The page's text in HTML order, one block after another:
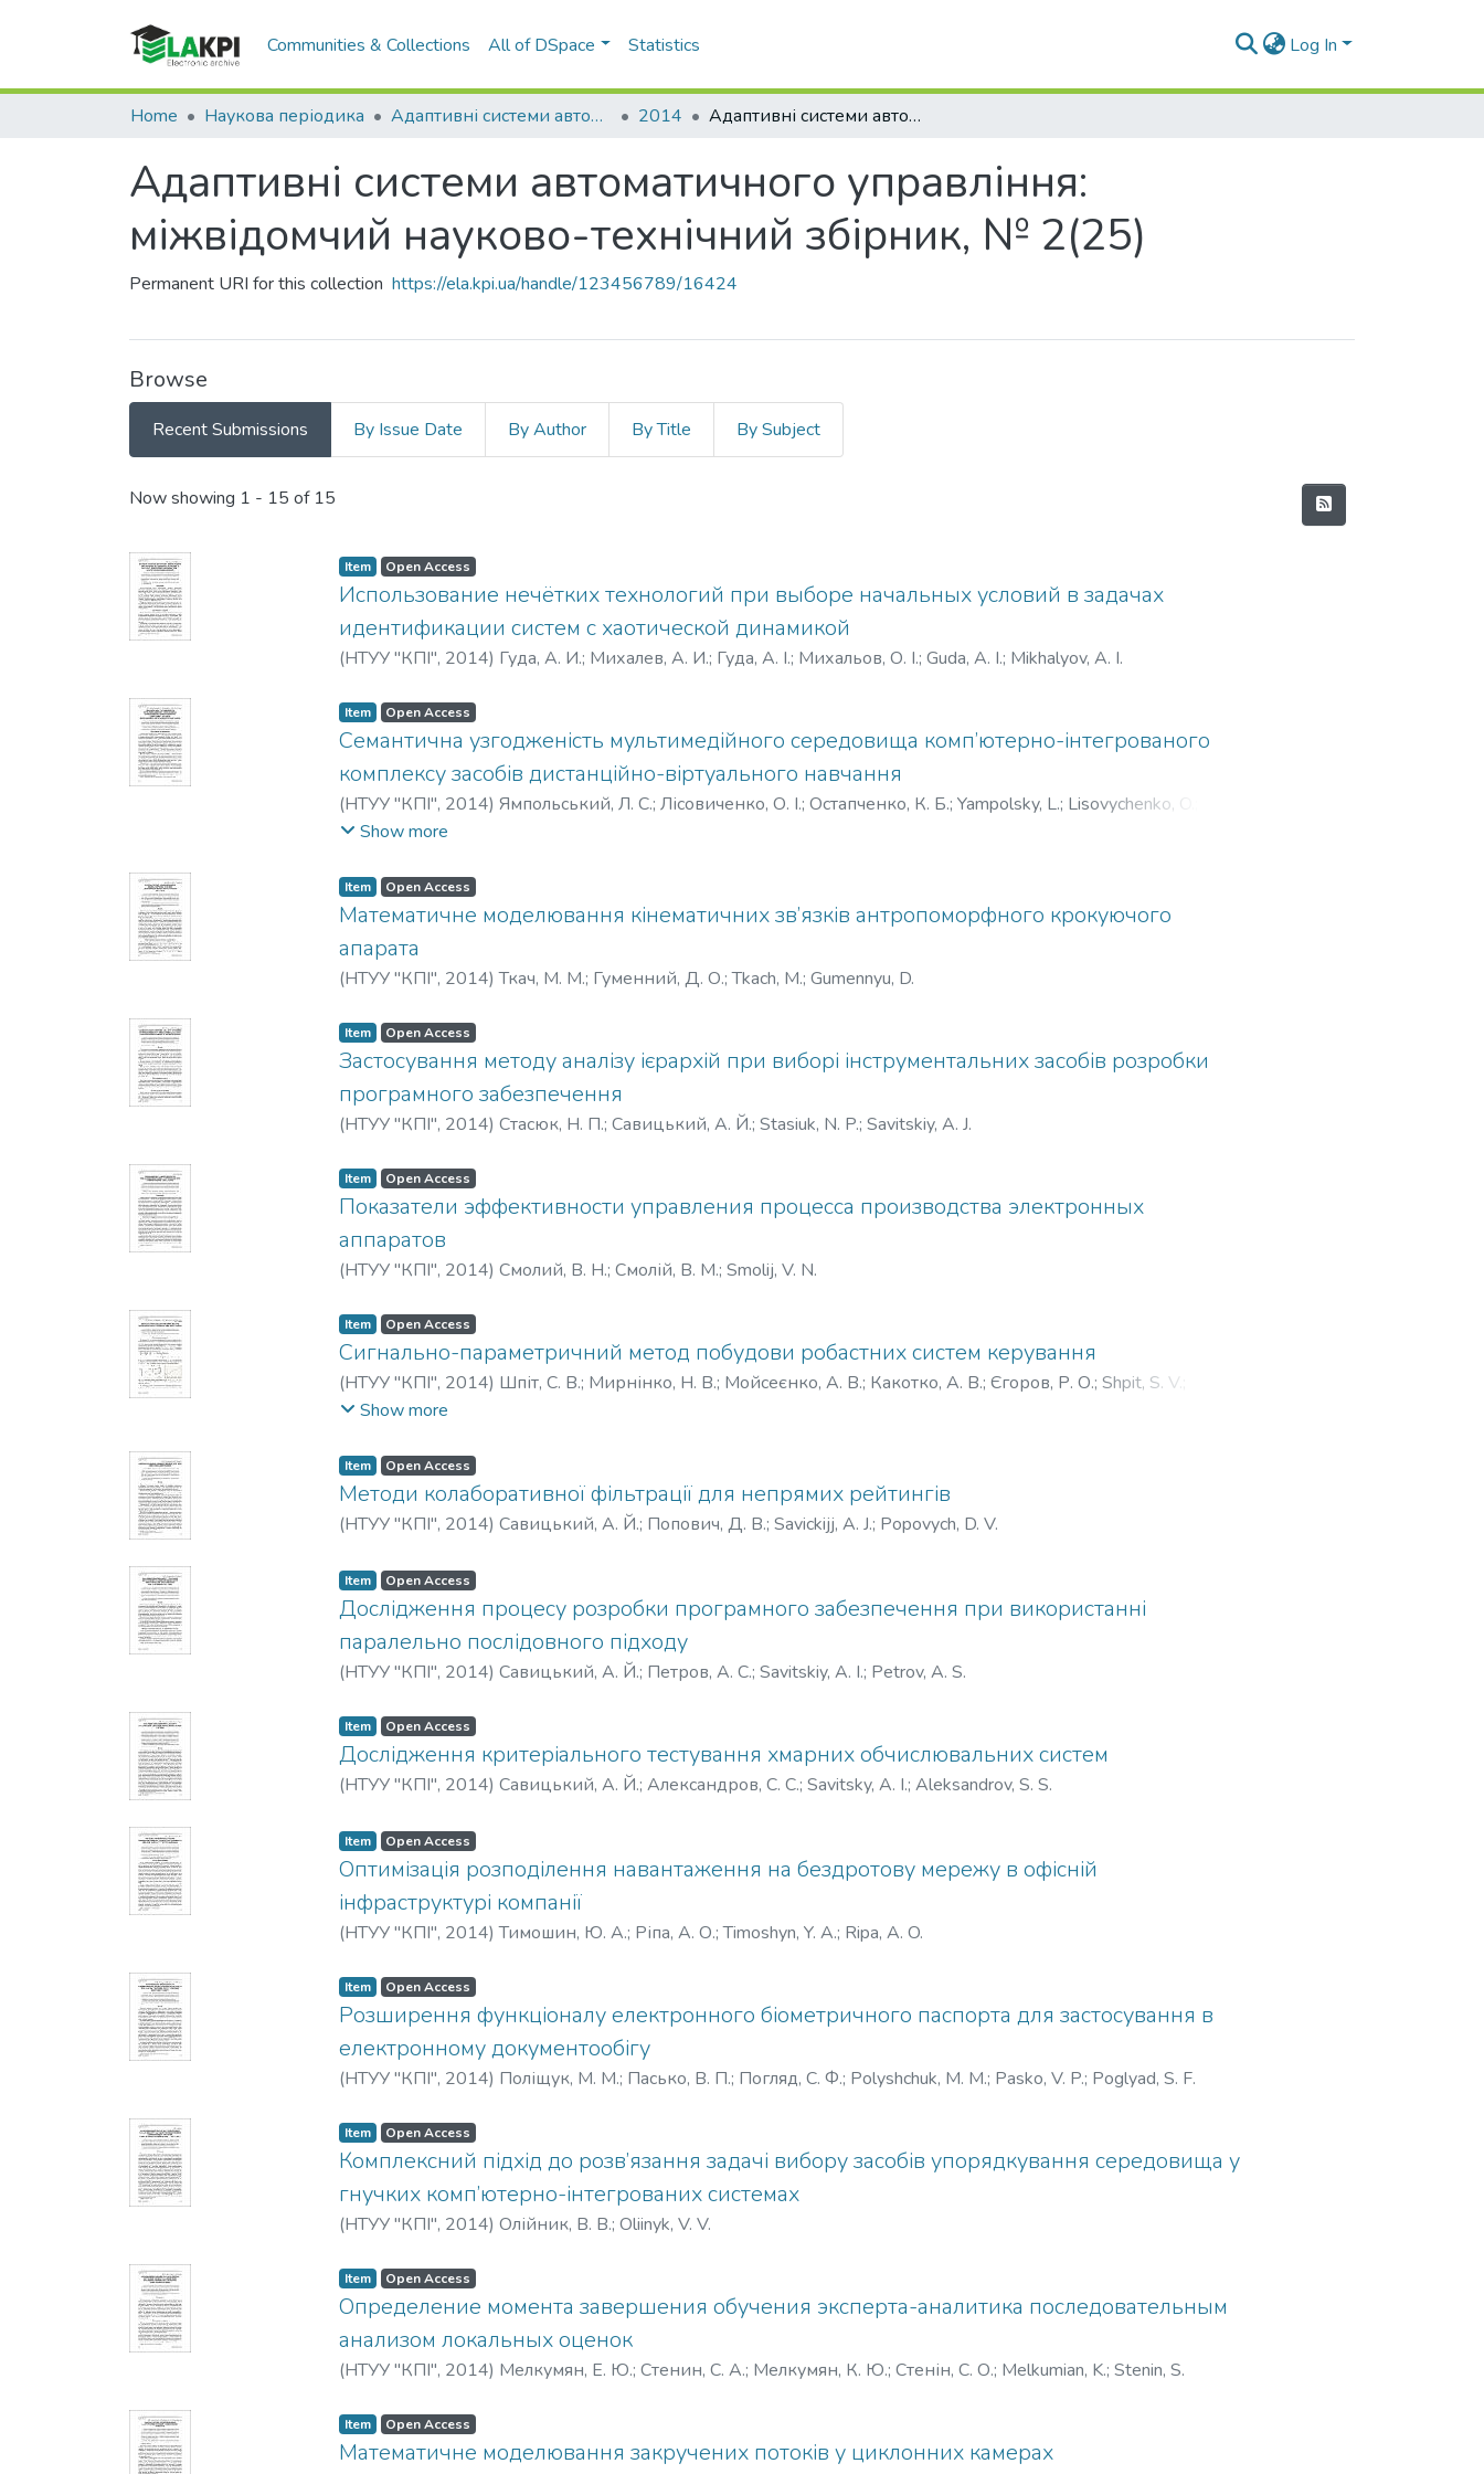
Communities & Collections All of DSpace Statistics Log In
Home Наукова періодика Адаптивні системи автоматичного управління 2014 Адаптивні системи автоматичного управління: міжвідомчий науково-технічний збірник, № 2(25)
Адаптивні системи автоматичного управління:
міжвідомчий науково-технічний збірник, № 2(25)
Permanent URI for this collection https://ela.kpi.ua/handle/123456789/16424
Browse
Recent Submissions By Issue Date By Author By Title By Subject
Recent Submissions
Now showing 1 - 15 of 15
Item Open Access
Использование нечётких технологий при выборе начальных условий в задачах
идентификации систем с хаотической динамикой
(НТУУ "КПІ", 2014) Гуда, А. И.; Михалев, А. И.; Гуда, А. І.; Михальов, О. І.; Guda, A. I.; Mikhalyov, A. I.
Item Open Access
Семантична узгодженість мультимедійного середовища комп’ютерно-інтегрованого
комплексу засобів дистанційно-віртуального навчання
(НТУУ "КПІ", 2014) Ямпольський, Л. С.; Лісовиченко, О. І.; Остапченко, К. Б.; Yampolsky, L.; Lisovychenko, O.
Ostapchenko, K.
Show more
Item Open Access
Математичне моделювання кінематичних зв’язків антропоморфного крокуючого
апарата
(НТУУ "КПІ", 2014)Ткач, М. М.; Гуменний, Д. О.;Tkach, M.; Gumennyu, D.
Item Open Access
Застосування методу аналізу ієрархій при виборі інструментальних засобів розробки
програмного забезпечення
(НТУУ "КПІ", 2014) Стасюк, Н. П.; Савицький, А. Й.; Stasiuk, N. P.; Savitskiy, A. J.
Item Open Access
Показатели эффективности управления процесса производства электронных
аппаратов
(НТУУ "КПІ", 2014) Смолий, В. Н.; Смолій, В. М.; Smolij, V. N.
Item Open Access
Сигнально-параметричний метод побудови робастних систем керування
(НТУУ "КПІ", 2014) Шпіт, С. В.; Мирнінко, Н. В.; Мойсеєнко, А. В.; Какотко, А. В.; Єгоров, Р. О.; Shpit, S. V.
Myrninko, N. V.
Show more
Item Open Access
Методи колаборативної фільтрації для непрямих рейтингів
(НТУУ "КПІ", 2014) Савицький, А. Й.; Попович, Д. В.; Savickijj, A. J.; Popovych, D. V.
Item Open Access
Дослідження процесу розробки програмного забезпечення при використанні
паралельно послідовного підходу
(НТУУ "КПІ", 2014) Савицький, А. Й.; Петров, А. С.; Savitskiy, A. I.; Petrov, A. S.
Item Open Access
Дослідження критеріального тестування хмарних обчислювальних систем
(НТУУ "КПІ", 2014) Савицький, А. Й.; Александров, С. С.; Savitsky, A. I.; Aleksandrov, S. S.
Item Open Access
Оптимізація розподілення навантаження на бездротову мережу в офісній
інфраструктурі компанії
(НТУУ "КПІ", 2014)Тимошин, Ю. А.; Ріпа, А. О.;Timoshyn, Y. A.; Ripa, A. O.
Item Open Access
Розширення функціоналу електронного біометричного паспорта для застосування в
електронному документообігу
(НТУУ "КПІ", 2014) Поліщук, М. М.; Пасько, В. П.; Погляд, С. Ф.; Polyshchuk, M. M.; Pasko, V. P.; Poglyad, S. F.
Item Open Access
Комплексний підхід до розв’язання задачі вибору засобів упорядкування середовища у
гнучких комп’ютерно-інтегрованих системах
(НТУУ "КПІ", 2014) Олійник, В. В.; Oliinyk, V. V.
Item Open Access
Определение момента завершения обучения эксперта-аналитика последовательным
анализом локальных оценок
(НТУУ "КПІ", 2014) Мелкумян, Е. Ю.; Стенин, С. А.; Мелкумян, К. Ю.; Стенін, С. О.; Melkumian, K.; Stenin, S.
Item Open Access
Математичне моделювання закручених потоків у циклонних камерах